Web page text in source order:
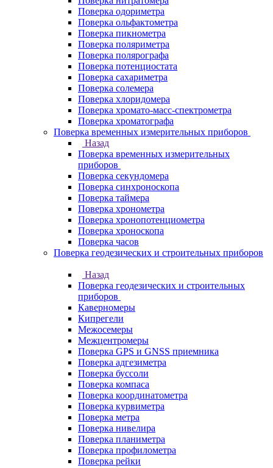
Поверка одориметра
Поверка ольфактометра
Поверка пикнометра
Поверка поляриметра
Поверка полярографа
Поверка потенциостата
Поверка сахариметра
Поверка солемера
Поверка хлоридомера
Поверка хромато-масс-спектрометра
Поверка хроматографа
Поверка временных измерительных приборов
Назад
Поверка временных измерительных
приборов
Поверка секундомера
Поверка синхроноскопа
Поверка таймера
Поверка хронометра
Поверка хронопотенциометра
Поверка хроноскопа
Поверка часов
Поверка геодезических и строительных приборов
Назад
Поверка геодезических и строительных
приборов
Каверномеры
Кипрегели
Межосемеры
Межцентромеры
Поверка GPS и GNSS приемника
Поверка адгезиметра
Поверка буссоли
Поверка компаса
Поверка координатометра
Поверка курвиметра
Поверка метра
Поверка нивелира
Поверка планиметра
Поверка профилометра
Поверка рейки